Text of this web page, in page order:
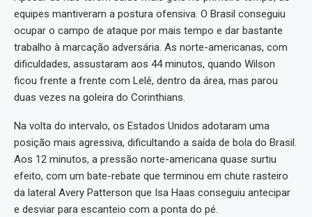
equipes mantiveram a postura ofensiva. O Brasil conseguiu
ocupar o campo de ataque por mais tempo e dar bastante
trabalho à marcação adversária. As norte-americanas, com
dificuldades, assustaram aos 44 minutos, quando Wilson
ficou frente a frente com Lelê, dentro da área, mas parou
duas vezes na goleira do Corinthians.
Na volta do intervalo, os Estados Unidos adotaram uma
posição mais agressiva, dificultando a saída de bola do Brasil.
Aos 12 minutos, a pressão norte-americana quase surtiu
efeito, com um bate-rebate que terminou em chute rasteiro
da lateral Avery Patterson que Isa Haas conseguiu antecipar
e desviar para escanteio com a ponta do pé.